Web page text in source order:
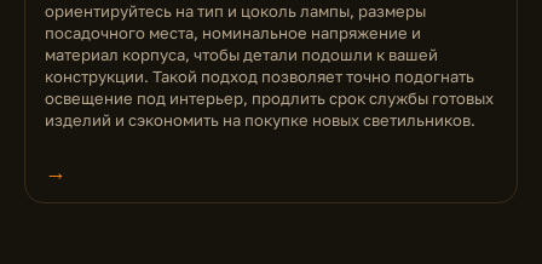
ориентируйтесь на тип и цоколь лампы, размеры
посадочного места, номинальное напряжение и
материал корпуса, чтобы детали подошли к вашей
конструкции. Такой подход позволяет точно подогнать
освещение под интерьер, продлить срок службы готовых
изделий и сэкономить на покупке новых светильников.
→